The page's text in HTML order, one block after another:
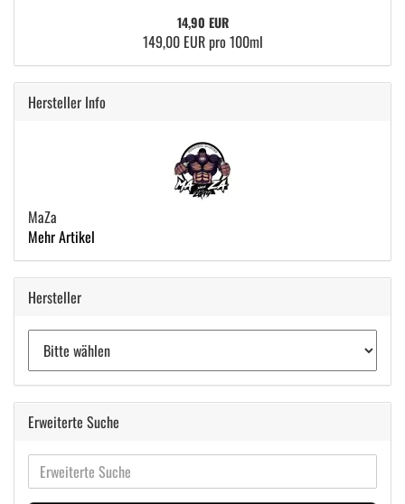
14,90 EUR
149,00 EUR pro 100ml
Hersteller Info
MaZa
Mehr Artikel
Hersteller
Erweiterte Suche